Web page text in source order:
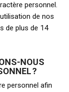
personnel.
de nos
de plus de 14
NOUS
?
personnel afin